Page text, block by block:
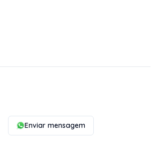
Enviar mensagem